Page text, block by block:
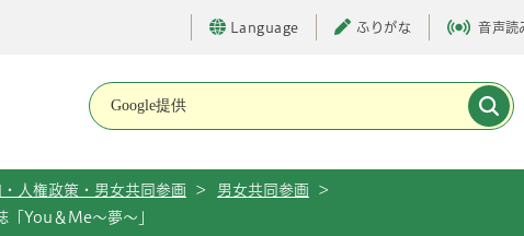
Language ふりがな 音声読
人権政策・男女共同参画 > 男女共同参画
>
「You＆Me～夢～」